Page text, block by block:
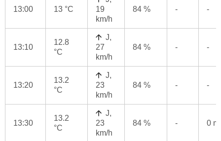
13:00 13 °C
19
km/h
84 % - -
13:10
12.8
°C
J,
27
km/h
84 % - -
13:20
13.2
°C
J,
23
km/h
84 % - -
13:30
13.2
°C
J,
23
km/h
84 % - 0